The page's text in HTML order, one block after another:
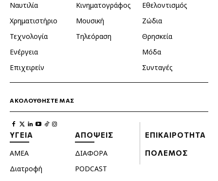
Ναυτιλία
Χρηματιστήριο
Τεχνολογία
Ενέργεια
Επιχειρείν
Κινηματογράφος
Μουσική
Τηλεόραση
Εθελοντισμός
Ζώδια
Θρησκεία
Μόδα
Συνταγές
ΑΚΟΛΟΥΘΗΣΤΕ ΜΑΣ
ΥΓΕΙΑ
ΑΜΕΑ
Διατροφή
ΑΠΟΨΕΙΣ
ΔΙΑΦΟΡΑ
PODCAST
ΕΠΙΚΑΙΡΟΤΗΤΑ
ΠΟΛΕΜΟΣ